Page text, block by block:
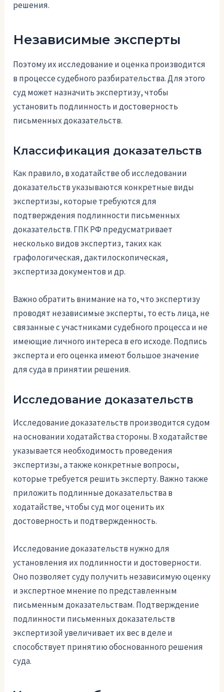
решения.
Независимые эксперты
Поэтому их исследование и оценка производится
в процессе судебного разбирательства. Для этого
суд может назначить экспертизу, чтобы
установить подлинность и достоверность
письменных доказательств.
Классификация доказательств
Как правило, в ходатайстве об исследовании
доказательств указываются конкретные виды
экспертизы, которые требуются для
подтверждения подлинности письменных
доказательств. ГПК РФ предусматривает
несколько видов экспертиз, таких как
графологическая, дактилоскопическая,
экспертиза документов и др.
Важно обратить внимание на то, что экспертизу
проводят независимые эксперты, то есть лица, не
связанные с участниками судебного процесса и не
имеющие личного интереса в его исходе. Подпись
эксперта и его оценка имеют большое значение
для суда в принятии решения.
Исследование доказательств
Исследование доказательств производится судом
на основании ходатайства стороны. В ходатайстве
указывается необходимость проведения
экспертизы, а также конкретные вопросы,
которые требуется решить эксперту. Важно также
приложить подлинные доказательства в
ходатайстве, чтобы суд мог оценить их
достоверность и подтвержденность.
Исследование доказательств нужно для
установления их подлинности и достоверности.
Оно позволяет суду получить независимую оценку
и экспертное мнение по представленным
письменным доказательствам. Подтверждение
подлинности письменных доказательств
экспертизой увеличивает их вес в деле и
способствует принятию обоснованного решения
суда.